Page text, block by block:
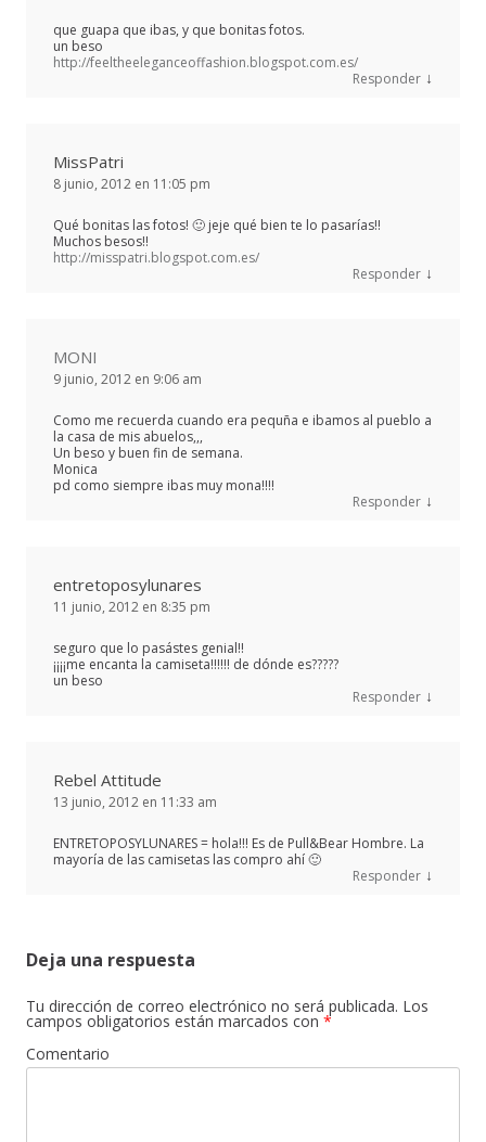
que guapa que ibas, y que bonitas fotos.
un beso
http://feeltheeleganceoffashion.blogspot.com.es/
Responder ↓
MissPatri
8 junio, 2012 en 11:05 pm
Qué bonitas las fotos! 🙂 jeje qué bien te lo pasarías!!
Muchos besos!!
http://misspatri.blogspot.com.es/
Responder ↓
MONI
9 junio, 2012 en 9:06 am
Como me recuerda cuando era pequña e ibamos al pueblo a
la casa de mis abuelos,,,
Un beso y buen fin de semana.
Monica
pd como siempre ibas muy mona!!!!
Responder ↓
entretoposylunares
11 junio, 2012 en 8:35 pm
seguro que lo pasástes genial!!
¡¡¡¡me encanta la camiseta!!!!!! de dónde es?????
un beso
Responder ↓
Rebel Attitude
13 junio, 2012 en 11:33 am
ENTRETOPOSYLUNARES = hola!!! Es de Pull&Bear Hombre. La
mayoría de las camisetas las compro ahí 🙂
Responder ↓
Deja una respuesta
Tu dirección de correo electrónico no será publicada. Los
campos obligatorios están marcados con *
Comentario